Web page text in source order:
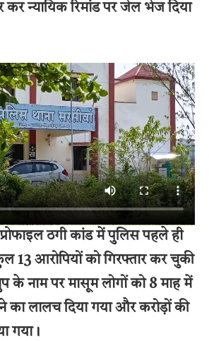
कर न्यायिक रिमांड पर जेल भेज दिया
ठगी कांड में पुलिस पहले ही
13 आरोपियों को गिरफ्तार कर चुकी
के नाम पर मासूम लोगों को 8 माह में
का लालच दिया गया और करोड़ों की
गया।